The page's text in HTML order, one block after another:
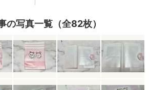
の写真一覧（全82枚）